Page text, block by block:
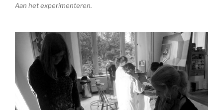
Aan het experimenteren.